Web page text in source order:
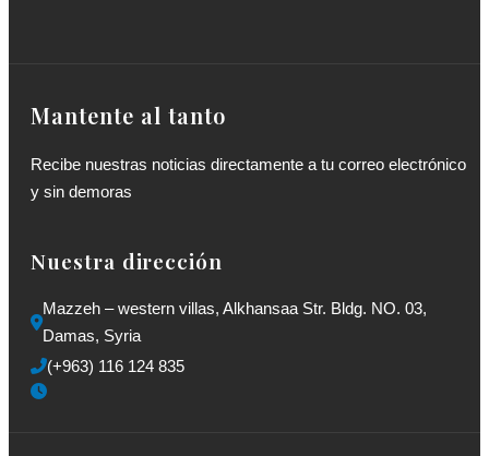
Mantente al tanto
Recibe nuestras noticias directamente a tu correo electrónico
y sin demoras
Nuestra dirección
Mazzeh – western villas, Alkhansaa Str. Bldg. NO. 03,
Damas, Syria
(+963) 116 124 835